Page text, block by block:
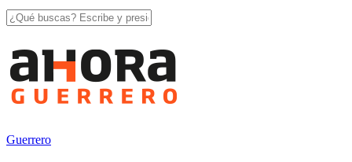
Guerrero